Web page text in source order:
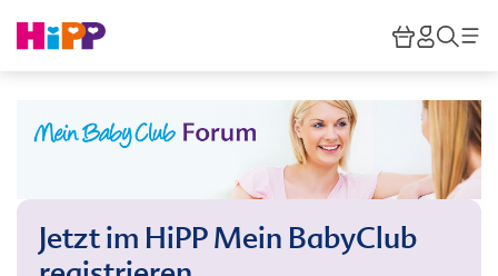
HiPP
Jetzt im HiPP Mein BabyClub